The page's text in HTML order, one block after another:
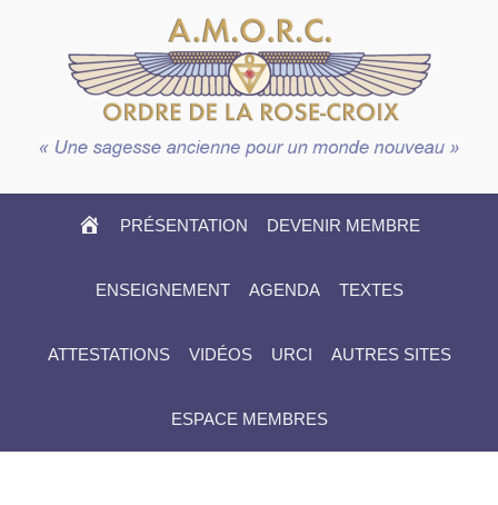
HOME
PRÉSENTATION DEVENIR MEMBRE
ENSEIGNEMENT AGENDA TEXTES
ATTESTATIONS VIDÉOS URCI AUTRES SITES
ESPACE MEMBRES